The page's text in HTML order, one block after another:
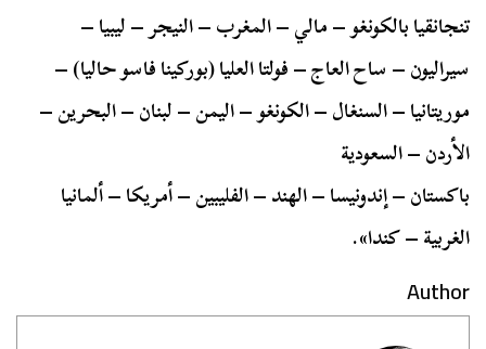
تنجانقيا بالكونغو – مالي – المغرب – النيجر – ليبيا –
سيراليون – ساح العاج – فولتا العليا (بوركينا فاسو حاليا) –
‏موريتانيا – السنغال – الكونغو – اليمن – لبنان – البحرين –
الأردن – السعودية
باكستان – إندونيسا – الهند – الفليبين – أمريكا – ألمانيا
الغربية – كندا».
Author